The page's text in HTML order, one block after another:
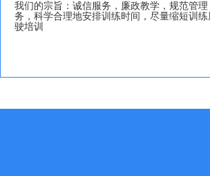
我们的宗旨：诚信服务，廉政教学，规范管
务，科学合理地安排训练时间，尽量缩短训
驶培训